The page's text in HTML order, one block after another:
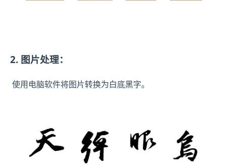
2. 图片处理：
使用电脑软件将图片转换为白底黑字。